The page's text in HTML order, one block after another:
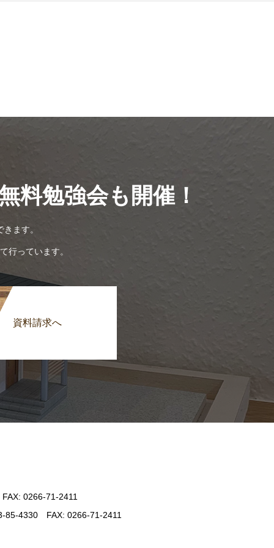
料勉強会も開催！
ます。
行っています。
資料請求へ
0266-71-2411
85-4330 FAX: 0266-71-2411